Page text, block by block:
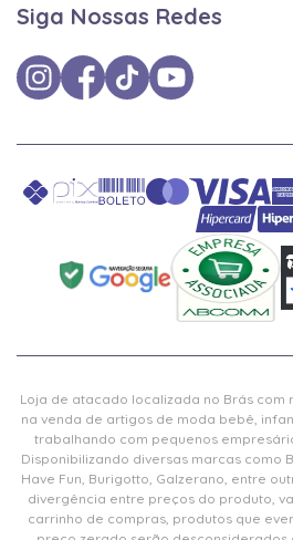
Siga Nossas Redes
Loja de atacado localizada no Brás com
na venda de artigos de moda bebê,
trabalhando com pequenos
Disponibilizando diversas marcas como
Have Fun, Burigotto, Galzerano, entre
divergência entre preços do produto,
carrinho de compras, produtos que